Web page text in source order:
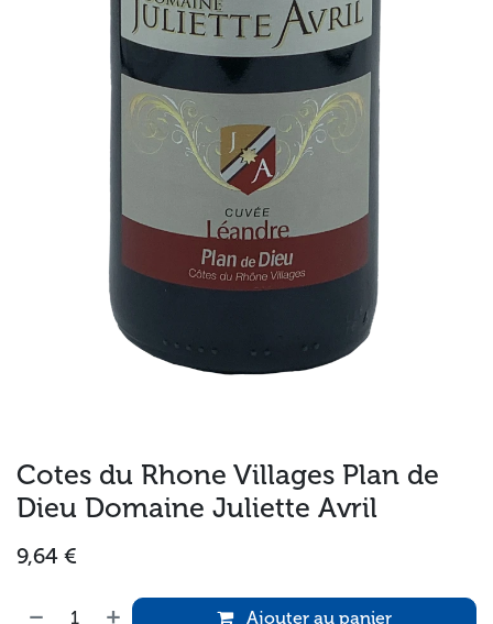
Cotes du Rhone Villages Plan de
Dieu Domaine Juliette Avril
9,64 €
Ajouter au panier